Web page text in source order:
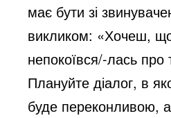
має бути зі
викликом: «Хочеш,
непокоївся/-лась про
Плануйте діалог, в
буде переконливою,